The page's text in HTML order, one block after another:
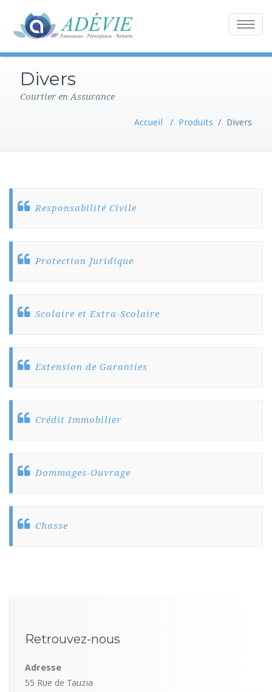
Toggle
Divers
Courtier en Assurance
Accueil / Produits / Divers
Responsabilité Civile
Protection Juridique
Scolaire et Extra-Scolaire
Extension de Garanties
Crédit Immobilier
Dommages-Ouvrage
Chasse
Retrouvez-nous
Adresse
55 Rue de Tauzia